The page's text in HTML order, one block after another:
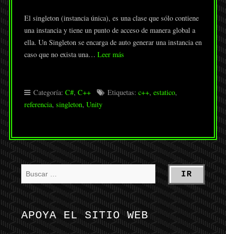
El singleton (instancia única), es una clase que sólo contiene
una instancia y tiene un punto de acceso de manera global a
ella. Un Singleton se encarga de auto generar una instancia en
caso que no exista una… Leer más
Categoría: C#, C++ Etiquetas: c++, estatico,
referencia, singleton, Unity
APOYA EL SITIO WEB